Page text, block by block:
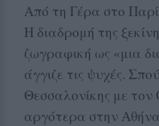
Από τη Γέρα στο
Η διαδρομή της
ζωγραφική ως «μια
άγγιζε τις ψυχές.
Θεσσαλονίκης με
αργότερα στην